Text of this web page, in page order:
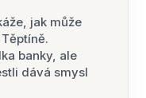
jak může
banky, ale
dává smysl